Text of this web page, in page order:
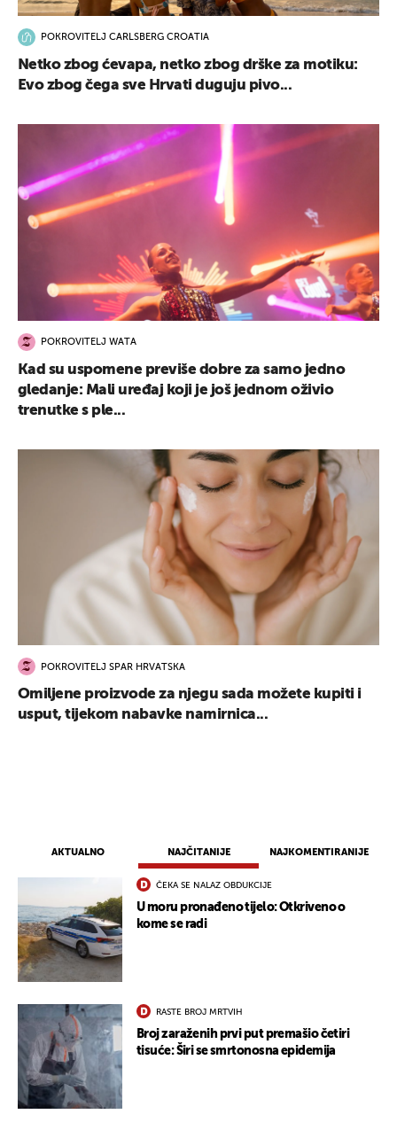
AKTUALNO NAJČITANIJE NAJKOMENTIRANIJE
ČEKA SE NALAZ OBDUKCIJE
U moru pronađeno tijelo: Otkriveno o
kome se radi
RASTE BROJ MRTVIH
Broj zaraženih prvi put premašio četiri
tisuće: Širi se smrtonosna epidemija
POKROVITELJ CARLSBERG CROATIA
Netko zbog ćevapa, netko zbog drške za motiku:
Evo zbog čega sve Hrvati duguju pivo...
POKROVITELJ WATA
Kad su uspomene previše dobre za samo jedno
gledanje: Mali uređaj koji je još jednom oživio
trenutke s ple...
POKROVITELJ SPAR HRVATSKA
Omiljene proizvode za njegu sada možete kupiti i
usput, tijekom nabavke namirnica...